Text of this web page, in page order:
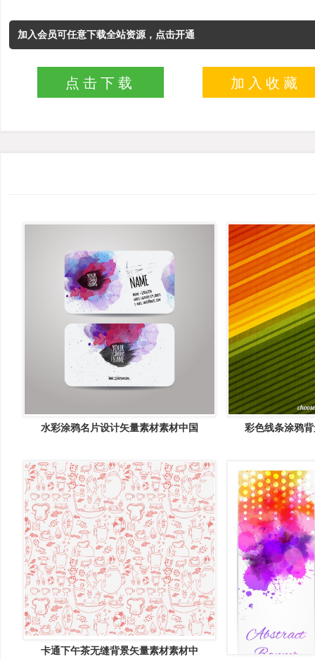
加入会员可任意下载全站资源，点击开通
点击下载 加入收藏
水彩涂鸦名片设计矢量素材素材中国 彩色线条涂鸦
卡通下午茶无缝背景矢量素材素材中